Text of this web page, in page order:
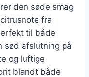
den søde smag
fra
til både
sød afslutning på
og luftige
blandt både